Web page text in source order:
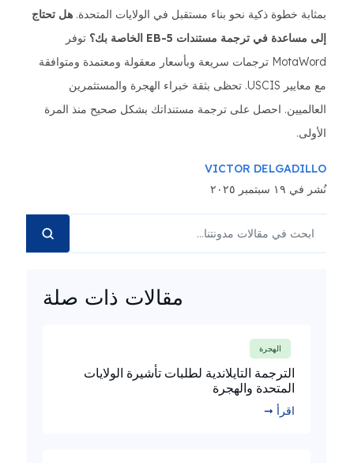
بمثابة خطوة ذكية نحو بناء مستقبل في الولايات المتحدة. هل تحتاج
إلى مساعدة في ترجمة مستندات EB-5 الخاصة بك؟
توفر
MotaWord ترجمات سريعة وبأسعار معقولة ومعتمدة ومتوافقة
مع معايير USCIS. تحظى بثقة خبراء الهجرة والمستثمرين
العالميين. احصل على ترجمة مستنداتك بشكل صحيح منذ المرة
الأولى.
VICTOR DELGADILLO
نُشر في ١٩ سبتمبر ٢٠٢٥
مقالات ذات صلة
الهجرة
الترجمة التايلاندية لطلبات تأشيرة الولايات
المتحدة والهجرة
اقرأ ➞